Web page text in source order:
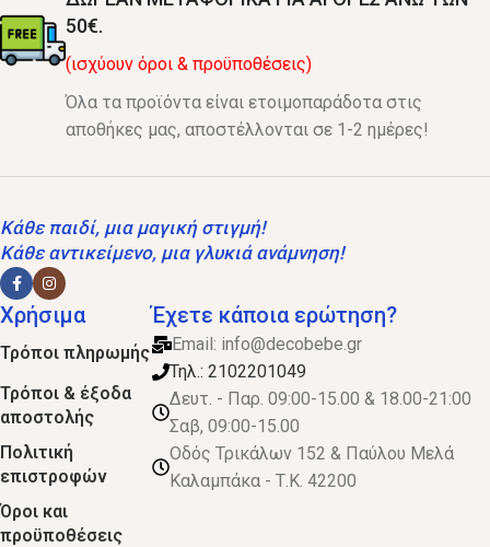
50€.
(ισχύουν όροι & προϋποθέσεις)
Όλα τα προϊόντα είναι ετοιμοπαράδοτα στις
αποθήκες μας, αποστέλλονται σε 1-2 ημέρες!
Κάθε παιδί, μια μαγική στιγμή!
Κάθε αντικείμενο, μια γλυκιά ανάμνηση!
Χρήσιμα
Τρόποι πληρωμής
Τρόποι & έξοδα
αποστολής
Πολιτική
επιστροφών
Όροι και
προϋποθέσεις
Έχετε κάποια ερώτηση?
Email: info@decobebe.gr
Τηλ.: 2102201049
Δευτ. - Παρ. 09:00-15.00 & 18.00-21:00
Σαβ, 09:00-15.00
Οδός Τρικάλων 152 & Παύλου Μελά
Καλαμπάκα - Τ.Κ. 42200